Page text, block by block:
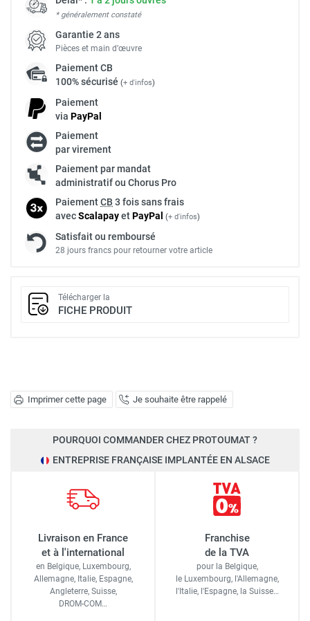
Imprimer cette page Je souhaite être rappelé
* généralement constaté
Garantie 2 ans
Pièces et main d’œuvre
PaiementCB
100% sécurisé (+ d'infos)
Paiement
via PayPal
Paiement
par virement
Paiement par mandat
administratif ou Chorus Pro
PaiementCB 3 fois sans frais
avecScalapayetPayPal (+ d'infos)
Satisfait ou remboursé
28 jours francs pour retourner votre article
Télécharger la
FICHE PRODUIT
POURQUOI COMMANDER CHEZ PROTOUMAT ?
ENTREPRISE FRANÇAISE IMPLANTÉE EN ALSACE
Livraison en France
et à l'international
en Belgique, Luxembourg,
Allemagne, Italie, Espagne,
Angleterre, Suisse,
DROM-COM…
Franchise
de la TVA
pour la Belgique,
le Luxembourg, l'Allemagne,
l'Italie, l'Espagne, la Suisse…